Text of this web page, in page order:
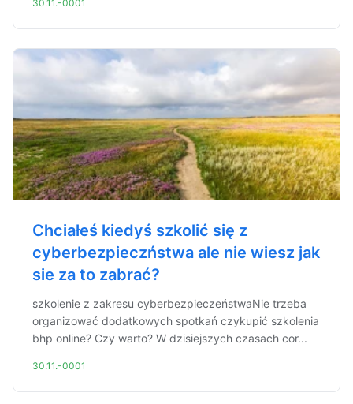
30.11.-0001
Chciałeś kiedyś szkolić się z
cyberbezpieczństwa ale nie wiesz jak
sie za to zabrać?
szkolenie z zakresu cyberbezpieczeństwaNie trzeba
organizować dodatkowych spotkań czykupić szkolenia
bhp online? Czy warto? W dzisiejszych czasach cor...
30.11.-0001